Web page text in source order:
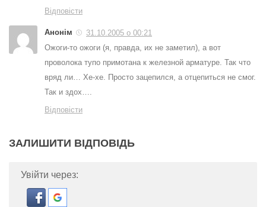
Відповісти
Анонім
31.10.2005 о 00:21
Ожоги-то ожоги (я, правда, их не заметил), а вот
проволока тупо примотана к железной арматуре. Так что
вряд ли… Хе-хе. Просто зацепился, а отцепиться не смог.
Так и здох….
Відповісти
ЗАЛИШИТИ ВІДПОВІДЬ
Увійти через: